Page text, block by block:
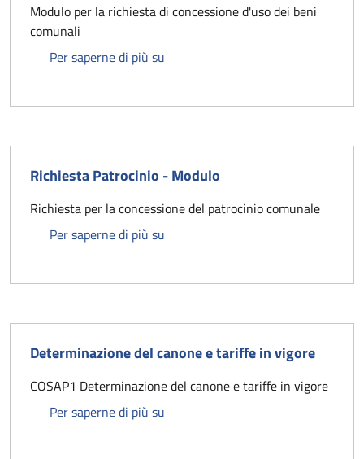
Modulo per la richiesta di concessione d'uso dei beni
comunali
Per saperne di più su
Richiesta Patrocinio - Modulo
Richiesta per la concessione del patrocinio comunale
Per saperne di più su
Determinazione del canone e tariffe in vigore
COSAP1 Determinazione del canone e tariffe in vigore
Per saperne di più su